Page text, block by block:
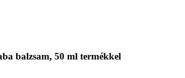
balzsam, 50 ml termékkel